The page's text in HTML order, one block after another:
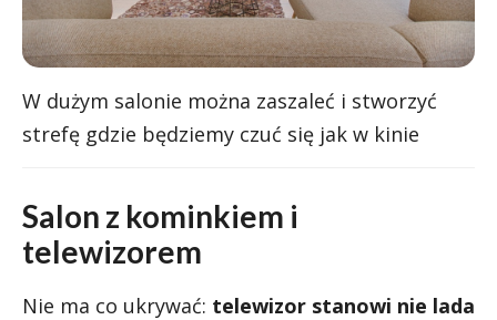
W dużym salonie można zaszaleć i stworzyć
strefę gdzie będziemy czuć się jak w kinie
Salon z kominkiem i
telewizorem
Nie ma co ukrywać: telewizor stanowi nie lada